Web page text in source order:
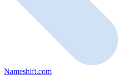
Nameshift.com